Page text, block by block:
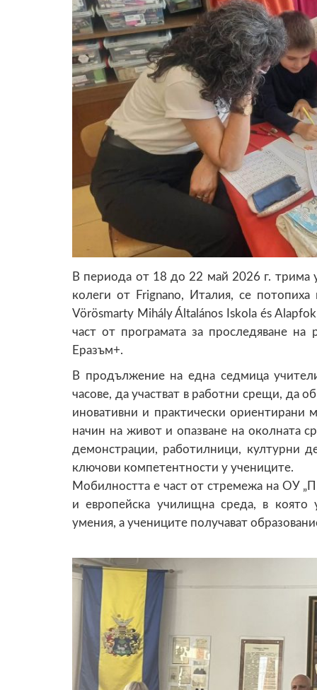
В периода от 18 до 22 май 2026 г. трима
колеги от Frignano, Италия, се
Vörösmarty Mihály Általános Iskola és
част от програмата за проследяване
Еразъм+.
В продължение на една седмица
часове, да участват в работни срещи, да
иновативни и практически ориентирани
начин на живот и опазване на околната
демонстрации, работилници, културни
ключови компетентности у учениците.
Мобилността е част от стремежа на ОУ
и европейска училищна среда, в която
умения, а учениците получават